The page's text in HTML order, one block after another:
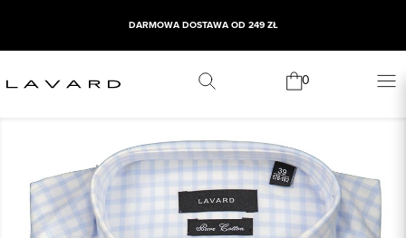
DARMOWA DOSTAWA OD 249 ZŁ
0